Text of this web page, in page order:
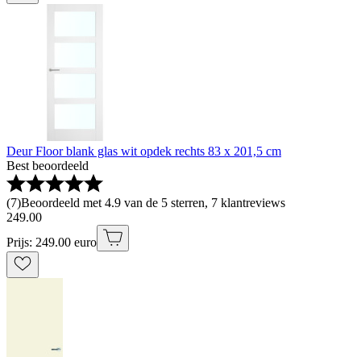
Deur Floor blank glas wit opdek rechts 83 x 201,5 cm
Best beoordeeld
(7)Beoordeeld met 4.9 van de 5 sterren, 7 klantreviews
249.00
Prijs: 249.00 euro